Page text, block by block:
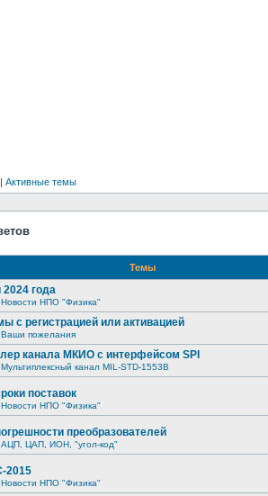
| Активные темы
Темы
2024 года
Новости НПО "Физика"
с регистрацией или активацией
Ваши пожелания
канала МКИО с интерфейсом SPI
Мультиплексный канал MIL-STD-1553B
поставок
Новости НПО "Физика"
преобразователей
АЦП, ЦАП, ИОН, "угол-код"
2015
Новости НПО "Физика"